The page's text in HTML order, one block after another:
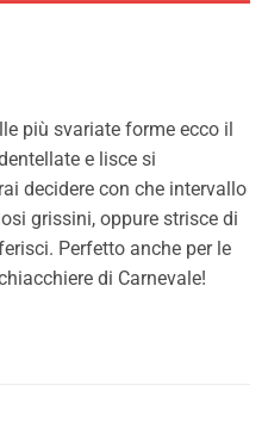
più svariate forme ecco il
e lisce si
decidere con che intervallo
grissini, oppure strisce di
Perfetto anche per le
di Carnevale!